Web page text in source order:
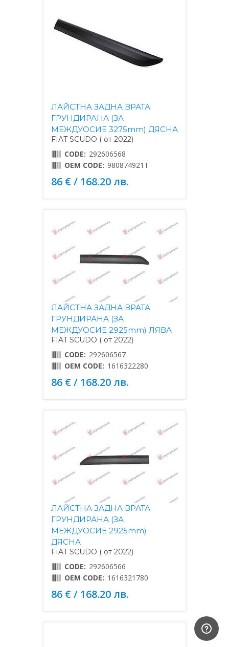
ЛАЙСТНА ЗАДНА ВРАТА
ГРУНДИРАНА (ЗА
МЕЖДУОСИЕ 3275mm) ДЯСНА
FIAT SCUDO ( от 2022)
CODE: 292606568
OEM CODE: 980874921T
86 € / 168.20 лв.
ЛАЙСТНА ЗАДНА ВРАТА
ГРУНДИРАНА (ЗА
МЕЖДУОСИЕ 2925mm) ЛЯВА
FIAT SCUDO ( от 2022)
CODE: 292606567
OEM CODE: 1616322280
86 € / 168.20 лв.
ЛАЙСТНА ЗАДНА ВРАТА
ГРУНДИРАНА (ЗА
МЕЖДУОСИЕ 2925mm)
ДЯСНА
FIAT SCUDO ( от 2022)
CODE: 292606566
OEM CODE: 1616321780
86 € / 168.20 лв.